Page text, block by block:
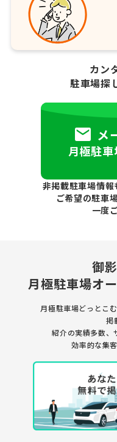
カン
駐車場探
メ
月極駐
非掲載駐車場情報
ご希望の駐車
一度
御
月極駐車場オ
月極駐車場どっとこ
掲
紹介の実績多数、
効率的な集